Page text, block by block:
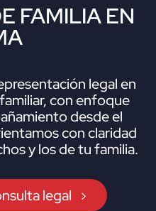
FAMILIA EN
legal en
con enfoque
desde el
con claridad
y los de tu familia.
legal